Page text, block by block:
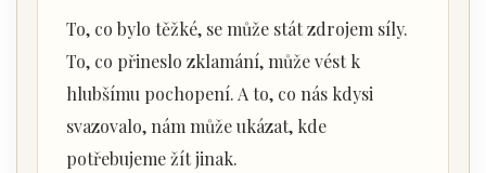
To, co bylo těžké, se může stát zdrojem síly.
To, co přineslo zklamání, může vést k
hlubšímu pochopení. A to, co nás kdysi
svazovalo, nám může ukázat, kde
potřebujeme žít jinak.